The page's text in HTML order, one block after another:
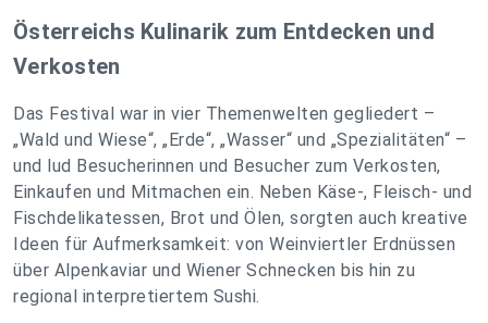
Österreichs Kulinarik zum Entdecken und
Verkosten
Das Festival war in vier Themenwelten gegliedert –
„Wald und Wiese“, „Erde“, „Wasser“ und „Spezialitäten“ –
und lud Besucherinnen und Besucher zum Verkosten,
Einkaufen und Mitmachen ein. Neben Käse-, Fleisch- und
Fischdelikatessen, Brot und Ölen, sorgten auch kreative
Ideen für Aufmerksamkeit: von Weinviertler Erdnüssen
über Alpenkaviar und Wiener Schnecken bis hin zu
regional interpretiertem Sushi.